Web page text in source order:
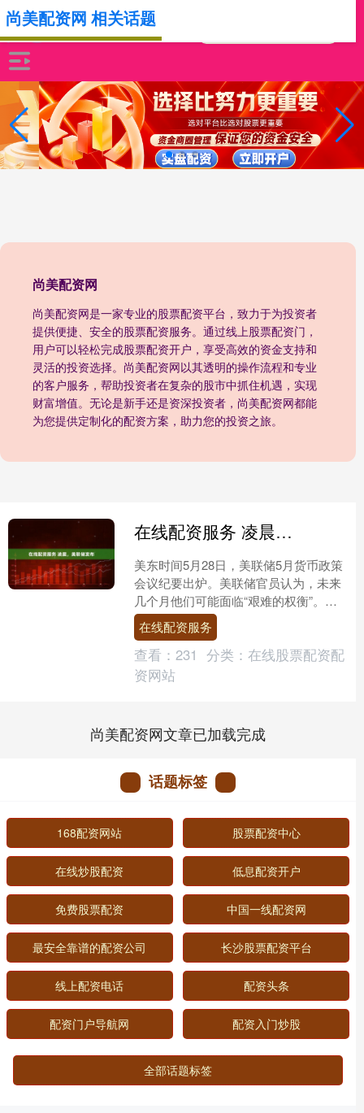
尚美配资网
尚美配资网是一家专业的股票配资平台，致力于为投资者
提供便捷、安全的股票配资服务。通过线上股票配资门，
用户可以轻松完成股票配资开户，享受高效的资金支持和
灵活的投资选择。尚美配资网以其透明的操作流程和专业
的客户服务，帮助投资者在复杂的股市中抓住机遇，实现
财富增值。无论是新手还是资深投资者，尚美配资网都能
为您提供定制化的配资方案，助力您的投资之旅。
尚美配资网 相关话题
在线配资服务 凌晨，美联储发布
美东时间5月28日，美联储5月货币政策
会议纪要出炉。美联储官员认为，未来
几个月他们可能面临“艰难的权衡”。与
会者判断，就业和经济活动的下行风险
以及通胀的上行风险....
在线配资服务
查看： 231 分类： 在线股票配资配
资网站
尚美配资网文章已加载完成
话题标签
168配资网站 股票配资中心
在线炒股配资 低息配资开户
免费股票配资 中国一线配资网
最安全靠谱的配资公司 长沙股票配资平台
线上配资电话 配资头条
配资门户导航网 配资入门炒股
全部话题标签